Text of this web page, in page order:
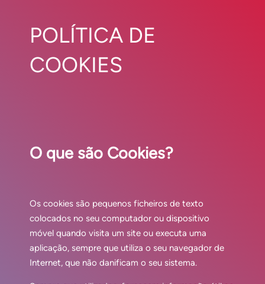
POLÍTICA DE
COOKIES
O que são Cookies?
Os cookies são pequenos ficheiros de texto
colocados no seu computador ou dispositivo
móvel quando visita um site ou executa uma
aplicação, sempre que utiliza o seu navegador de
Internet, que não danificam o seu sistema.